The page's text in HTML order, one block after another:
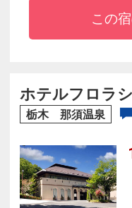
◇約90種類以上の
◇ウェルカムベビ
ューに最適！
この
ホテルフロラ
栃木 那須温泉